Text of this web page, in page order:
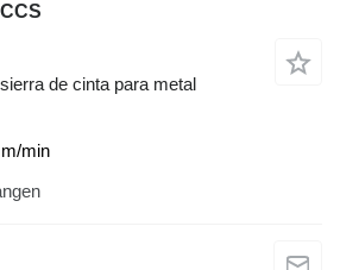
de cinta para metal
min